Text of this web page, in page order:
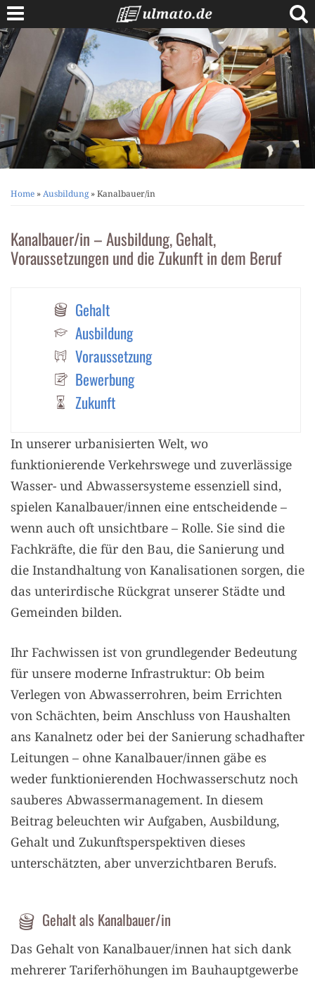
to
content
Berufe A bis Z
Anschreiben
Lebenslauf
Bewerbungstipps
Vorstellungsgespräch
Home »Ausbildung»Kanalbauer/in
Kanalbauer/in – Ausbildung, Gehalt,
Voraussetzungen und die Zukunft in dem Beruf
Gehalt
Ausbildung
Voraussetzung
Bewerbung
Zukunft
In unserer urbanisierten Welt, wo
funktionierende Verkehrswege und zuverlässige
Wasser- und Abwassersysteme essenziell sind,
spielen Kanalbauer/innen eine entscheidende –
wenn auch oft unsichtbare – Rolle. Sie sind die
Fachkräfte, die für den Bau, die Sanierung und
die Instandhaltung von Kanalisationen sorgen, die
das unterirdische Rückgrat unserer Städte und
Gemeinden bilden.
Ihr Fachwissen ist von grundlegender Bedeutung
für unsere moderne Infrastruktur: Ob beim
Verlegen von Abwasserrohren, beim Errichten
von Schächten, beim Anschluss von Haushalten
ans Kanalnetz oder bei der Sanierung schadhafter
Leitungen – ohne Kanalbauer/innen gäbe es
weder funktionierenden Hochwasserschutz noch
sauberes Abwassermanagement. In diesem
Beitrag beleuchten wir Aufgaben, Ausbildung,
Gehalt und Zukunftsperspektiven dieses
unterschätzten, aber unverzichtbaren Berufs.
Gehalt als Kanalbauer/in
Das Gehalt von Kanalbauer/innen hat sich dank
mehrerer Tariferhöhungen im Bauhauptgewerbe